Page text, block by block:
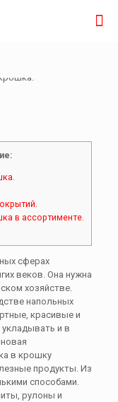
в ассортименте.
сферах
веков. Она нужна
хозяйстве.
напольных
красивые и
и в
в крошку
продукты. Из
способами.
рулоны и